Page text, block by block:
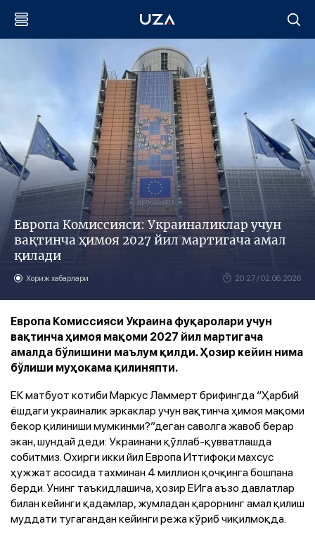
Европа Комиссияси: Украиналиклар учун
вақтинча ҳимоя 2027 йил мартигача амал
қилади
Хориж хабарлари 20:27 / 02.06.2026
Европа Комиссияси Украина фуқаролари учун
вақтинча ҳимоя мақоми 2027 йил мартигача
амалда бўлишини маълум қилди. Ҳозир кейин нима
бўлиши муҳокама қилиняпти.
ЕК матбуот котиби Маркус Ламмерт брифингда “Ҳарбий
ёшдаги украиналик эркаклар учун вақтинча ҳимоя мақоми
бекор қилиниши мумкинми?”деган саволга жавоб берар
экан, шундай деди: Украинани қўллаб-қувватлашда
собитмиз. Охирги икки йил Европа Иттифоқи махсус
ҳужжат асосида тахминан 4 миллион қочқинга бошпана
берди. Унинг таъкидлашича, ҳозир ЕИга аъзо давлатлар
билан кейинги қадамлар, жумладан қарорнинг амал қилиш
муддати тугагандан кейинги режа кўриб чиқилмоқда.